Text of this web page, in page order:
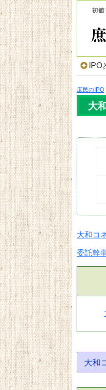
IPO
庶民のIPO
大
大和コ
委託幹
大和